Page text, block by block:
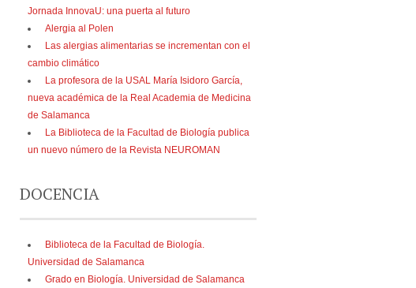
Jornada InnovaU: una puerta al futuro
Alergia al Polen
Las alergias alimentarias se incrementan con el
cambio climático
La profesora de la USAL María Isidoro García,
nueva académica de la Real Academia de Medicina
de Salamanca
La Biblioteca de la Facultad de Biología publica
un nuevo número de la Revista NEUROMAN
DOCENCIA
Biblioteca de la Facultad de Biología.
Universidad de Salamanca
Grado en Biología. Universidad de Salamanca